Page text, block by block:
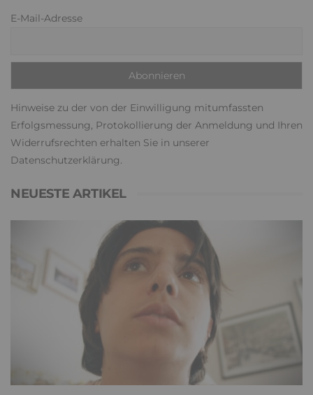
E-Mail-Adresse
Hinweise zu der von der Einwilligung mitumfassten
Erfolgsmessung, Protokollierung der Anmeldung und Ihren
Widerrufsrechten erhalten Sie in unserer
Datenschutzerklärung.
NEUESTE ARTIKEL